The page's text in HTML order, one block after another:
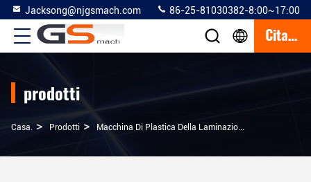
Jacksong@njgsmach.com 86-25-81030382-8:00~17:00
Citazione
prodotti
Casa. > Prodotti > Macchina Di Plastica Della Laminazione